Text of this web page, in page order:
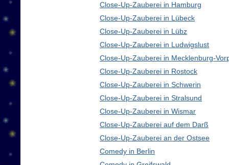
Close-Up-Zauberei in Hamburg
Close-Up-Zauberei in Lübeck
Close-Up-Zauberei in Lübz
Close-Up-Zauberei in Ludwigslust
Close-Up-Zauberei in Mecklenburg-
Close-Up-Zauberei in Rostock
Close-Up-Zauberei in Schwerin
Close-Up-Zauberei in Stralsund
Close-Up-Zauberei in Wismar
Close-Up-Zauberei auf dem Darß
Close-Up-Zauberei an der Ostsee
Comedy in Berlin